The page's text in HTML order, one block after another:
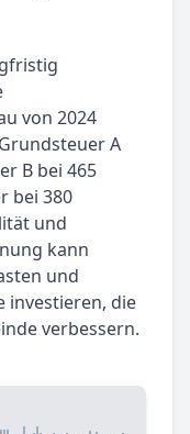
von 2024
A
B bei 465
bei 380
und
kann
und
investieren, die
verbessern.